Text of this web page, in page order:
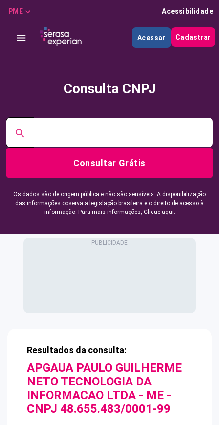
PME Acessibilidade
Acessar Cadastrar
Consulta CNPJ
Consultar Grátis
Os dados são de origem pública e não são sensíveis. A disponibilização
das informações observa a legislação brasileira e o direito de acesso à
informação. Para mais informações, Clique aqui.
Resultados da consulta:
APGAUA PAULO GUILHERME
NETO TECNOLOGIA DA
INFORMACAO LTDA - ME -
CNPJ 48.655.483/0001-99